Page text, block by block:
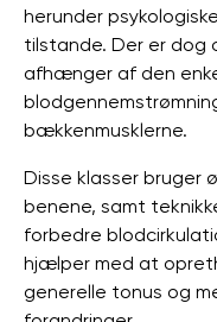
herunder
tilstande. Der er dog
afhænger af den
bækkenmusklerne.
Disse klasser bruger
benene, samt
forbedre
hjælper med at
generelle tonus og